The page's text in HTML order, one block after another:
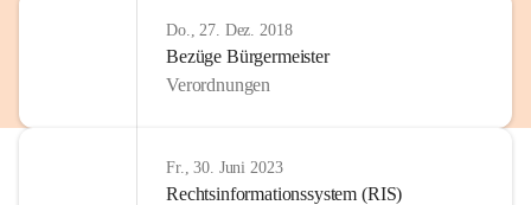
Do., 27. Dez. 2018
Bezüge Bürgermeister
Verordnungen
Fr., 30. Juni 2023
Rechtsinformationssystem (RIS)